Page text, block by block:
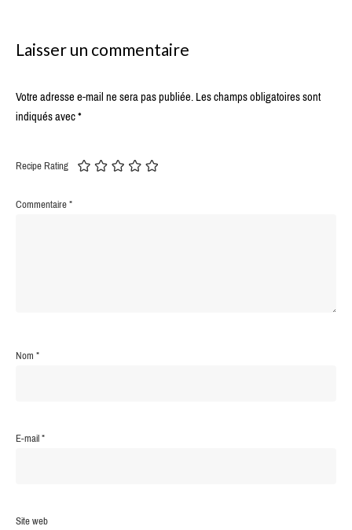
Laisser un commentaire
Votre adresse e-mail ne sera pas publiée.Les champs obligatoires sont
indiqués avec*
Recipe Rating
Commentaire*
Nom*
E-mail*
Site web